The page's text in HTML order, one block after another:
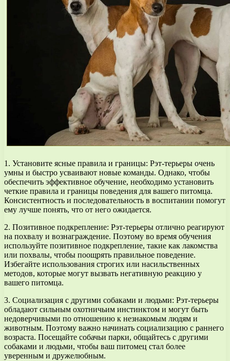
1. Установите ясные правила и границы: Рэт-терьеры очень
умны и быстро усваивают новые команды. Однако, чтобы
обеспечить эффективное обучение, необходимо установить
четкие правила и границы поведения для вашего питомца.
Консистентность и последовательность в воспитании помогут
ему лучше понять, что от него ожидается.
2. Позитивное подкрепление: Рэт-терьеры отлично реагируют
на похвалу и вознаграждение. Поэтому во время обучения
используйте позитивное подкрепление, такие как лакомства
или похвалы, чтобы поощрять правильное поведение.
Избегайте использования строгих или насильственных
методов, которые могут вызвать негативную реакцию у
вашего питомца.
3. Социализация с другими собаками и людьми: Рэт-терьеры
обладают сильным охотничьим инстинктом и могут быть
недоверчивыми по отношению к незнакомым людям и
животным. Поэтому важно начинать социализацию с раннего
возраста. Посещайте собачьи парки, общайтесь с другими
собаками и людьми, чтобы ваш питомец стал более
уверенным и дружелюбным.